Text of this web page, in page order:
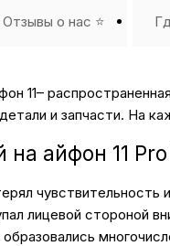
Отзывы о нас ⭐️
11–
и запчасти. На
на айфон 11
чувствительность
лицевой стороной